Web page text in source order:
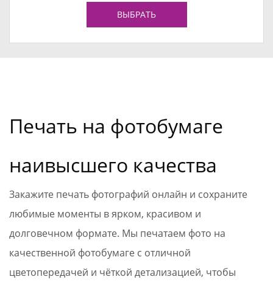
ВЫБРАТЬ
Печать на фотобумаге
наивысшего качества
Закажите печать фотографий онлайн и сохраните
любимые моменты в ярком, красивом и
долговечном формате. Мы печатаем фото на
качественной фотобумаге с отличной
цветопередачей и чёткой детализацией, чтобы